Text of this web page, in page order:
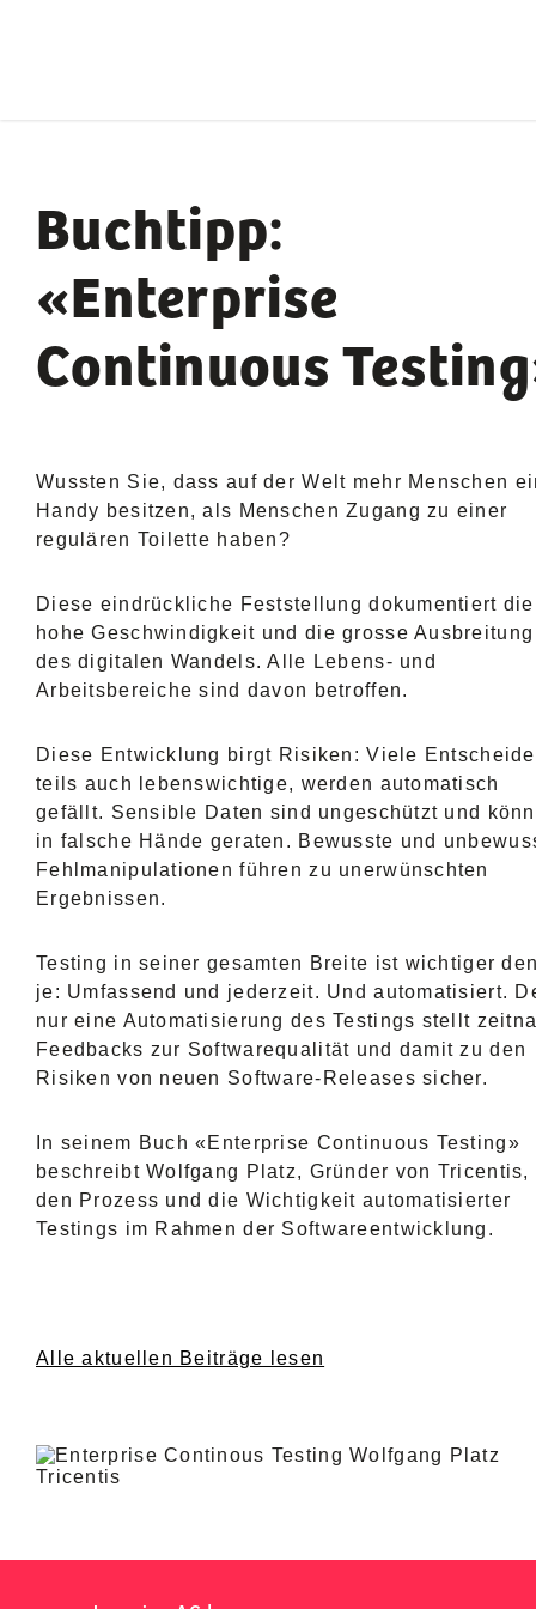
Buchtipp:
«Enterprise
Continuous
Wussten Sie, dass auf der Welt mehr Menschen
Handy besitzen, als Menschen Zugang zu einer
regulären Toilette haben?
Diese eindrückliche Feststellung dokumentiert die
hohe Geschwindigkeit und die grosse Ausbreitung
des digitalen Wandels. Alle Lebens- und
Arbeitsbereiche sind davon betroffen.
Diese Entwicklung birgt Risiken: Viele
teils auch lebenswichtige, werden automatisch
gefällt. Sensible Daten sind ungeschützt und
in falsche Hände geraten. Bewusste und
Fehlmanipulationen führen zu unerwünschten
Ergebnissen.
Testing in seiner gesamten Breite ist wichtiger
je: Umfassend und jederzeit. Und automatisiert.
nur eine Automatisierung des Testings stellt
Feedbacks zur Softwarequalität und damit zu den
Risiken von neuen Software-Releases sicher.
In seinem Buch «Enterprise Continuous Testing»
beschreibt Wolfgang Platz, Gründer von Tricentis,
den Prozess und die Wichtigkeit automatisierter
Testings im Rahmen der Softwareentwicklung.
Alle aktuellen Beiträge lesen